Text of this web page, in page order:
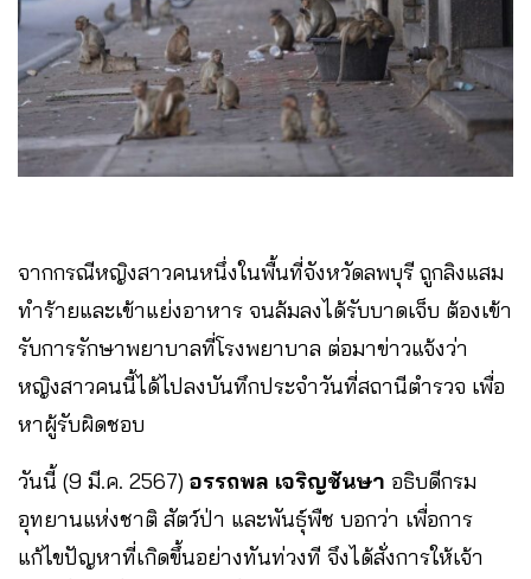
จากกรณีหญิงสาวคนหนึ่งในพื้นที่จังหวัดลพบุรี ถูกลิงแสม
ทำร้ายและเข้าแย่งอาหาร จนล้มลงได้รับบาดเจ็บ ต้องเข้า
รับการรักษาพยาบาลที่โรงพยาบาล ต่อมาข่าวแจ้งว่า
หญิงสาวคนนี้ได้ไปลงบันทึกประจำวันที่สถานีตำรวจ เพื่อ
หาผู้รับผิดชอบ
วันนี้ (9 มี.ค. 2567) อรรถพล เจริญชันษา อธิบดีกรม
อุทยานแห่งชาติ สัตว์ป่า และพันธุ์พืช บอกว่า เพื่อการ
แก้ไขปัญหาที่เกิดขึ้นอย่างทันท่วงที จึงได้สั่งการให้เจ้า